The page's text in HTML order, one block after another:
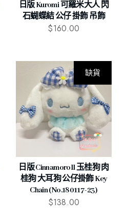
日版 Kuromi 可羅米大人 閃
石蝴蝶結 公仔 掛飾 吊飾
$160.00
缺貨
日版 Cinnamoroll 玉桂狗 肉
桂狗 大耳狗 公仔掛飾 Key
Chain (No.180117-23)
$138.00